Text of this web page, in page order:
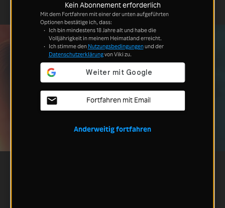
Kein Abonnement erforderlich
Mit dem Fortfahren mit einer der unten aufgeführten
Optionen bestätige ich, dass:
Ich bin mindestens 18 Jahre alt und habe die
Volljährigkeit in meinem Heimatland erreicht.
Ich stimme den Nutzungsbedingungenund der
Datenschutzerklärungvon Viki zu.
Fortfahren mit Email
Anderweitig fortfahren